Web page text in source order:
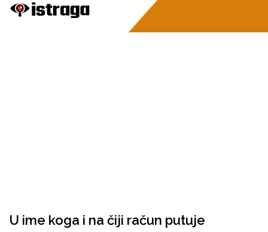
U ime koga i na čiji račun putuje